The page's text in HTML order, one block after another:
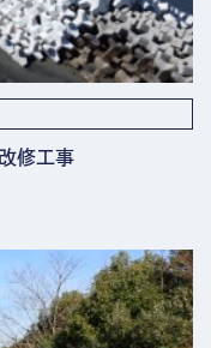
修工事